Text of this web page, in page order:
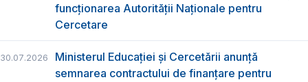
funcţionarea Autorităţii Naţionale pentru
Cercetare
30.07.2026
Ministerul Educației și Cercetării anunță
semnarea contractului de finanțare pentru